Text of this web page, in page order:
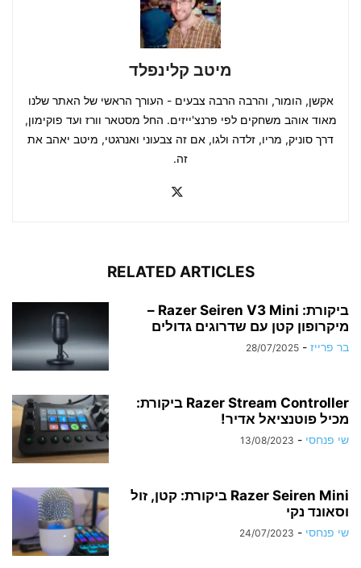
מיטב קלינפלד
אקשן, הומור, והרבה הרבה צבעים - העורך הראשי של האתר שלנו
מאוד אוהב משחקים לפי פרנצ'ייזים. החל מסטאר וורז ועד פוקימון,
דרך סוניק, מריו, זלדה ולגו, אם זה צבעוני ואנרגטי, מיטב יאהב את
זה.
RELATED ARTICLES
ביקורת: Razer Seiren V3 Mini –
מיקרופון קטן עם שדרוגים גדולים
בר פרייז -
28/07/2025
Razer Stream Controller ביקורת:
מכיל פוטנציאל אדיר!
שי פנחסי -
13/08/2023
Razer Seiren Mini ביקורת: קטן, זול
וסאונד נקי
שי פנחסי -
24/07/2023